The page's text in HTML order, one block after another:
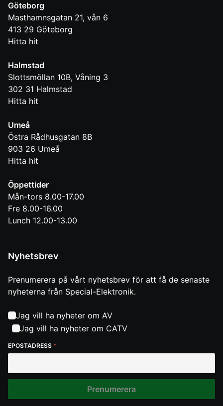
Göteborg
Masthamnsgatan 21, vån 6
413 29 Göteborg
Hitta hit
Halmstad
Slottsmöllan 10B, Våning 3
302 31 Halmstad
Hitta hit
Umeå
Östra Rådhusgatan 8B
903 26 Umeå
Hitta hit
Öppettider
Mån-tors 8.00-17.00
Fre 8.00-16.00
Lunch 12.00-13.00
Nyhetsbrev
Prenumerera på vårt nyhetsbrev för att få de senaste
nyheterna från Special-Elektronik.
Jag vill ha nyheter om AV
Jag vill ha nyheter om CATV
EPOSTADRESS *